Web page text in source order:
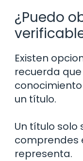
¿Puedo
Existen
recuerda
un título.
Un título solo
comprendes
representa.